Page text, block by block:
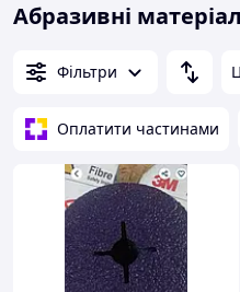
Абразивні
Фільтри
Оплатити частинами